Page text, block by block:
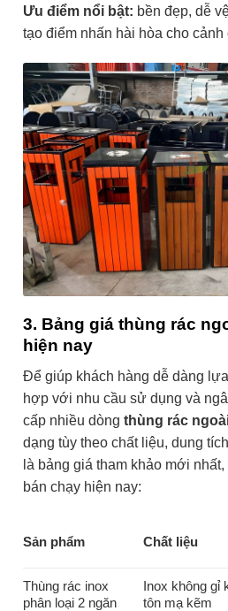
Ưu điểm nổi bật: bền đẹp, dễ
tạo điểm nhấn hài hòa cho cảnh
3. Bảng giá thùng rác
hiện nay
Để giúp khách hàng dễ dàng
hợp với nhu cầu sử dụng và
cấp nhiều dòng thùng rác
dạng tùy theo chất liệu, dung
là bảng giá tham khảo mới
bán chạy hiện nay:
Sản phẩm Chất liệu
Thùng rác inox
phân loại 2 ngăn
Inox không gỉ
tôn mạ kẽm